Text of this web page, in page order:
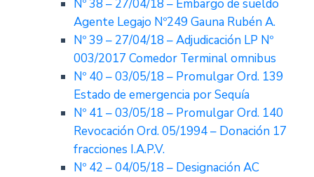
Nº 38 – 27/04/18 – Embargo de sueldo
Agente Legajo Nº249 Gauna Rubén A.
Nº 39 – 27/04/18 – Adjudicación LP Nº
003/2017 Comedor Terminal omnibus
Nº 40 – 03/05/18 – Promulgar Ord. 139
Estado de emergencia por Sequía
Nº 41 – 03/05/18 – Promulgar Ord. 140
Revocación Ord. 05/1994 – Donación 17
fracciones I.A.P.V.
Nº 42 – 04/05/18 – Designación AC